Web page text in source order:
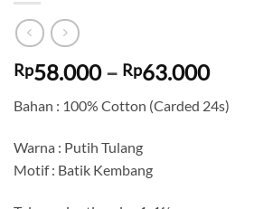
Rp58.000 – Rp63.000Price
Bahan : 100% Cotton (Carded 24s)
Warna : Putih Tulang
Motif : Batik Kembang